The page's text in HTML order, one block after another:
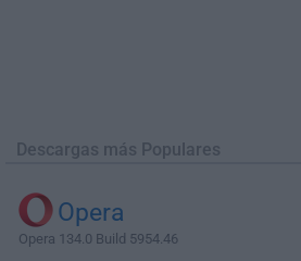
Descargas más Populares
Opera
Opera 134.0 Build 5954.46